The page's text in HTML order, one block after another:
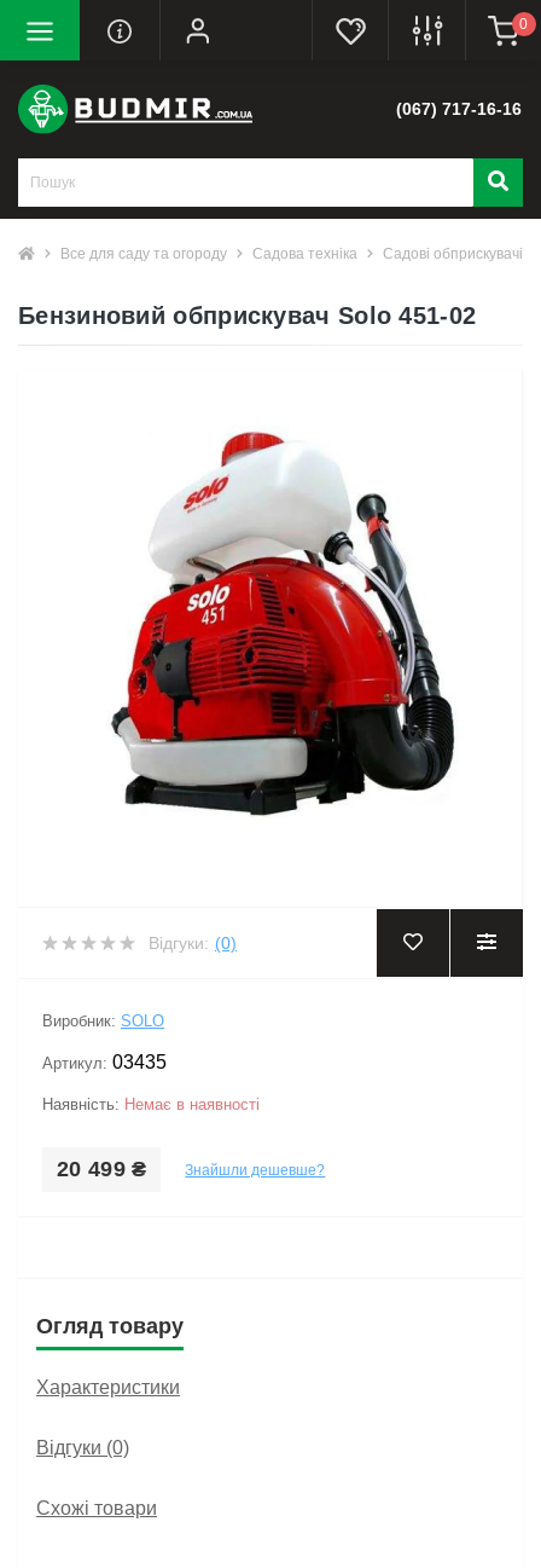
0
(067) 717-16-16
Все для саду та огороду Садова техніка Садові обприскувачі
Бензиновий обприскувач Solo 451-02
Відгуки: (0)
Виробник: SOLO
Артикул: 03435
Наявність: Немає в наявності
20 499 ₴ Знайшли дешевше?
Огляд товару
Характеристики
Відгуки (0)
Схожі товари